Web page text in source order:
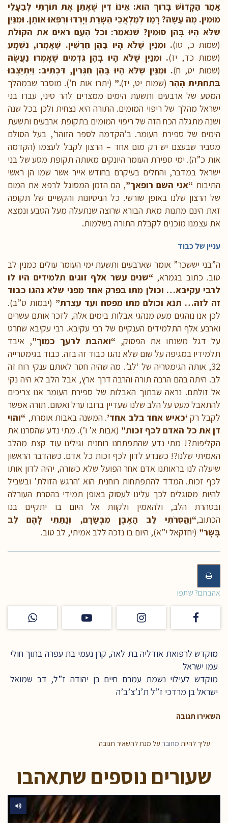
אָמַר הַקָּדוֹשׁ בָּרוּךְ הוּא: אֵינוֹ דִּין שֶׁאֶתֵּן אֶת תּוֹרָתִי לְבַעֲלֵי
מוּמִין. מֶה עָשָׂה? רָמַז לְמַלְאֲכֵי הַשָּׁרֵת וְיָרְדוּ וְרִפְּאוּ אוֹתָן. וּמִנַּיִן
שֶׁלֹּא הָיוּ בָּהֶן סוּמִין? שֶׁנֶּאֱמַר: וְכָל הָעָם רֹאִים אֶת הַקּוֹלֹת
(שמות כ, טו). וּמִנַּיִן שֶׁלֹּא הָיוּ בָּהֶן חֵרְשִׁין. שֶׁאָמְרוּ, נִשְׁמָע
(שמות כד, יז). וּמִנַּיִן שֶׁלֹּא הָיוּ בָּהֶן גִּדְּמִים שֶׁאָמְרוּ נַעֲשֶׂה
(שמות יט, ח). וּמִנַּיִן שֶׁלֹּא הָיוּ בָּהֶן חִגְּרִין, דִּכְתִיב: וַיִּתְיַצְּבוּ
בְּתַחְתִּית הָהָר (שמות יט, יז).” (יתרו אות ח’). מוסבר שבמהלך
המסע של ארבעים ותשעת הימים ממצרים להר סיני, עברו בני
ישראל מהלך של ריפוי המומים. התורה היא נצחית ולכן בכל שנה
ושנה מתגלה הכח הזה של ריפוי המומים בתקופת ארבעים ותשעת
הימים של ספירת העומר. ב’הקדמה לספר הזוהר’, בעל הסולם
מסביר שבעצם יש רק מום אחד – הרצון לקבל לעצמו (הקדמה
אות כ”ה). ימי ספירת העומר היונקים מאותה תקופת מסע של בני
ישראל במדבר, והחלים בעיקרם בחודש אייר אשר שמו הן ראשי
התיבות “אני השם רופאך”, הם הזמן המסוגל לרפא את המום
של הרצון שלנו באופן שורשי. כל הניסיונות והקשיים של תקופה
זאת הינם מתנות מאת הבורא שרוצה שנתעלה מעל הטבע ונמצא
את עצמנו מוכנים לקבלת התורה בשלמות.
עניין של כבוד
ה”בני יששכר” אומר שארבעים ותשעת ימי העומר עולים כמנין לב
טוב. כתוב בגמרא, “שנים עשר אלף זוגים תלמידים היו לו
לרבי עקיבא… וכולן מתו בפרק אחד מפני שלא נהגו כבוד
זה לזה… תנא וכולם מתו מפסח ועד עצרת” (יבמות ס”ב).
לכן אנו נוהגים מעט מנהגי אבלות בימים אלה, לזכר אותם עשרים
וארבע אלף התלמידים הענקיים של רבי עקיבא. רבי עקיבא שחרט
על דגל משנתו את הפסוק, “ואהבת לרעך כמוך”, איבד
תלמידיו במגיפה על שום שלא נהגו כבוד זה בזה. כבוד בגימטרייה
32, אותה הגימטריה של ‘לב’. מה שהיה חסר לאותם ענקי רוח זה
לב. היתה בהם הרבה תורה והרבה דרך ארץ, אבל הלב לא היה נקי
אל זולתם. נראה שבתוך האבלות של ספירת העומר אנו צריכים
להתאבל מעט על הלב שלנו שעדיין ברובו ערל ואטום. תורה אפשר
לקבל רק ‘כאיש אחד בלב אחד’. המשנה באבות אומרת, “והוי
דן את כל האדם לכף זכות” (אבות א’ ו’). מתי נדע שהסרנו את
הקליפות?! מתי נדע שהתפתחנו רוחנית וגילינו עוד קצת מהלב
האמיתי שלנו?! כשנדע לדון לכף זכות כל אדם. כשהדבר הראשון
שיעלה לנו בראותנו אדם אחר הפועל שלא כשורה, יהיה לדון אותו
לכף זכות. המדד להתפתחות רוחנית הוא ‘הרגש הזולת’ ובשביל
להיות מסוגלים לכך עלינו לעסוק באופן תמידי בהסרת העורלה
ובטהרת הלב, ולהאמין ולקוות אל היום בו יתקיים בנו
הכתוב,“וַהֲסִרֹתִי לֵב הָאֶבֶן מִבְּשָׂרָם, וְנָתַתִּי לָהֶם לֵב
בָּשָׂר” (יחזקאל י”א), היום בו נזכה ללב אמיתי, לב טוב.
אהבתם? שתפו
מוקדש לרפואת אודליה בת לאה, קרן נעמי בת עפרה בתוך חולי
עמו ישראל
מוקדש לעילוי נשמת עמרם חיים בן יהודה ז”ל, דב שמואל
ישראל בן מרדכי ז”ל ת’נ’צ’ב’ה
השאירו תגובה
עליך להיות מחובר על מנת להשאיר תגובה.
שעורים נוספים שתאהבו